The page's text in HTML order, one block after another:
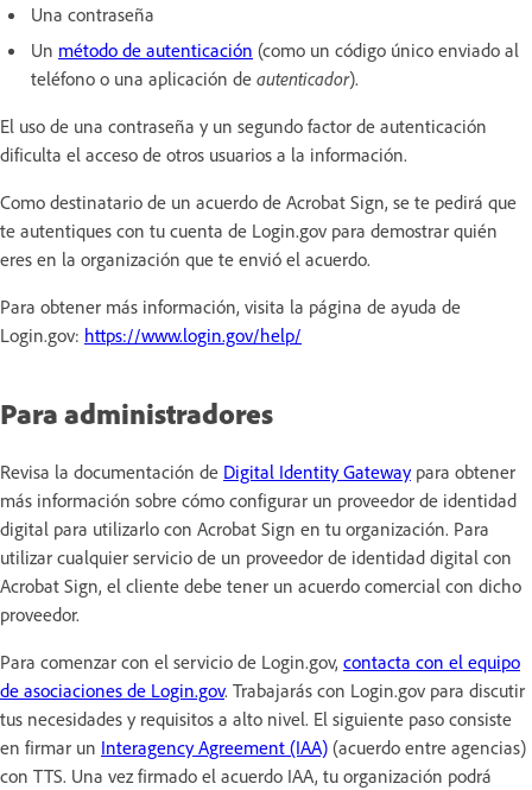
Una contraseña
Un método de autenticación (como un código único enviado al
teléfono o una aplicación de autenticador).
El uso de una contraseña y un segundo factor de autenticación
dificulta el acceso de otros usuarios a la información.
Como destinatario de un acuerdo de Acrobat Sign, se te pedirá que
te autentiques con tu cuenta de Login.gov para demostrar quién
eres en la organización que te envió el acuerdo.
Para obtener más información, visita la página de ayuda de
Login.gov: https://www.login.gov/help/
Para administradores
Revisa la documentación de Digital Identity Gatewaypara obtener
más información sobre cómo configurar un proveedor de identidad
digital para utilizarlo con Acrobat Sign en tu organización. Para
utilizar cualquier servicio de un proveedor de identidad digital con
Acrobat Sign, el cliente debe tener un acuerdo comercial con dicho
proveedor.
Para comenzar con el servicio de Login.gov, contacta con el equipo
de asociaciones de Login.gov. Trabajarás con Login.gov para discutir
tus necesidades y requisitos a alto nivel. El siguiente paso consiste
en firmar un Interagency Agreement (IAA) (acuerdo entre agencias)
con TTS. Una vez firmado el acuerdo IAA, tu organización podrá